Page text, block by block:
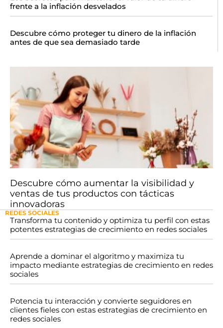
frente a la inflación desvelados
Descubre cómo proteger tu dinero de la inflación
antes de que sea demasiado tarde
Descubre cómo aumentar la visibilidad y
ventas de tus productos con tácticas
innovadoras
REDES SOCIALES
Transforma tu contenido y optimiza tu perfil con estas
potentes estrategias de crecimiento en redes sociales
Aprende a dominar el algoritmo y maximiza tu
impacto mediante estrategias de crecimiento en redes
sociales
Potencia tu interacción y convierte seguidores en
clientes fieles con estas estrategias de crecimiento en
redes sociales